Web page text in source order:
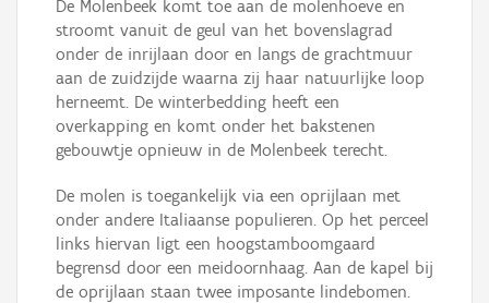
De Molenbeek komt toe aan de molenhoeve en
stroomt vanuit de geul van het bovenslagrad
onder de inrijlaan door en langs de grachtmuur
aan de zuidzijde waarna zij haar natuurlijke loop
herneemt. De winterbedding heeft een
overkapping en komt onder het bakstenen
gebouwtje opnieuw in de Molenbeek terecht.
De molen is toegankelijk via een oprijlaan met
onder andere Italiaanse populieren. Op het perceel
links hiervan ligt een hoogstamboomgaard
begrensd door een meidoornhaag. Aan de kapel bij
de oprijlaan staan twee imposante lindebomen.